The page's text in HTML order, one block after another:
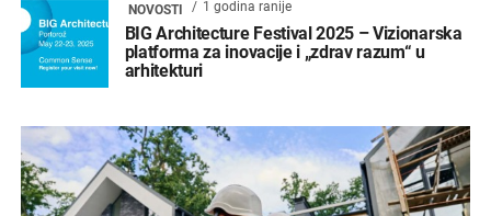
NOVOSTI 1 godina ranije
BIG Architecture Festival 2025 – Vizionarska
platforma za inovacije i „zdrav razum“ u
arhitekturi